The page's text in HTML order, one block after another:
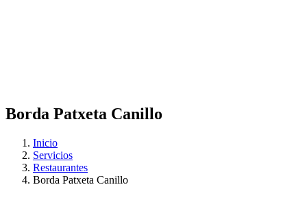
Borda Patxeta Canillo
Inicio
Servicios
Restaurantes
Borda Patxeta Canillo